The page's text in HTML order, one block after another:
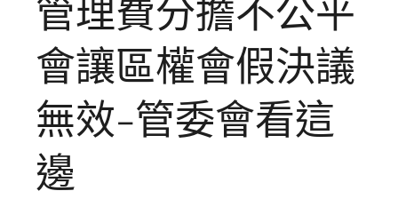
管理費分擔不公平
會讓區權會假決議
無效-管委會看這
邊